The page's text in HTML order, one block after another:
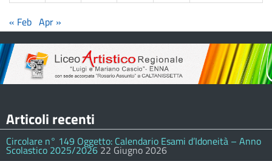
« Feb Apr »
Articoli recenti
Circolare n° 149 Oggetto: Calendario Esami d’Idoneità – Anno
Scolastico 2025/2026 22 Giugno 2026